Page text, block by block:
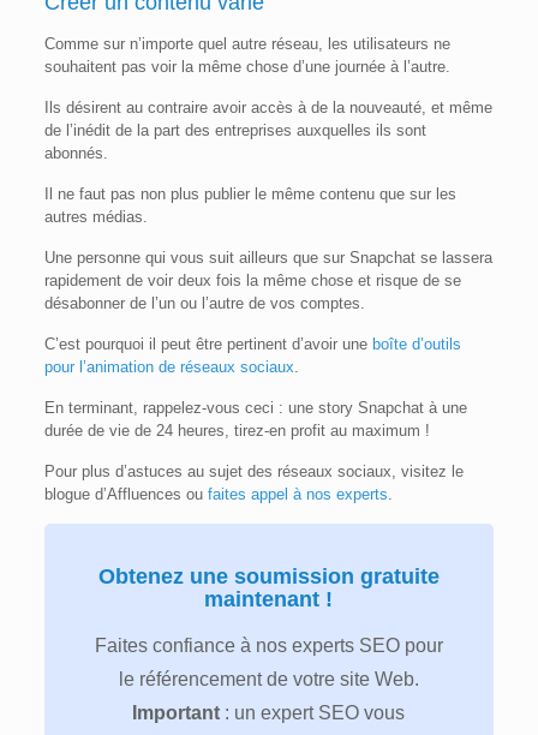
Comme sur n’importe quel autre réseau, les utilisateurs ne
souhaitent pas voir la même chose d’une journée à l’autre.
Ils désirent au contraire avoir accès à de la nouveauté, et même
de l’inédit de la part des entreprises auxquelles ils sont
abonnés.
Il ne faut pas non plus publier le même contenu que sur les
autres médias.
Une personne qui vous suit ailleurs que sur Snapchat se lassera
rapidement de voir deux fois la même chose et risque de se
désabonner de l’un ou l’autre de vos comptes.
C’est pourquoi il peut être pertinent d’avoir une boîte d’outils
pour l’animation de réseaux sociaux.
En terminant, rappelez-vous ceci : une story Snapchat à une
durée de vie de 24 heures, tirez-en profit au maximum !
Pour plus d’astuces au sujet des réseaux sociaux, visitez le
blogue d’Affluences ou faites appel à nos experts.
Obtenez une soumission gratuite
maintenant !
Faites confiance à nos experts SEO pour
le référencement de votre site Web.
Important : un expert SEO vous